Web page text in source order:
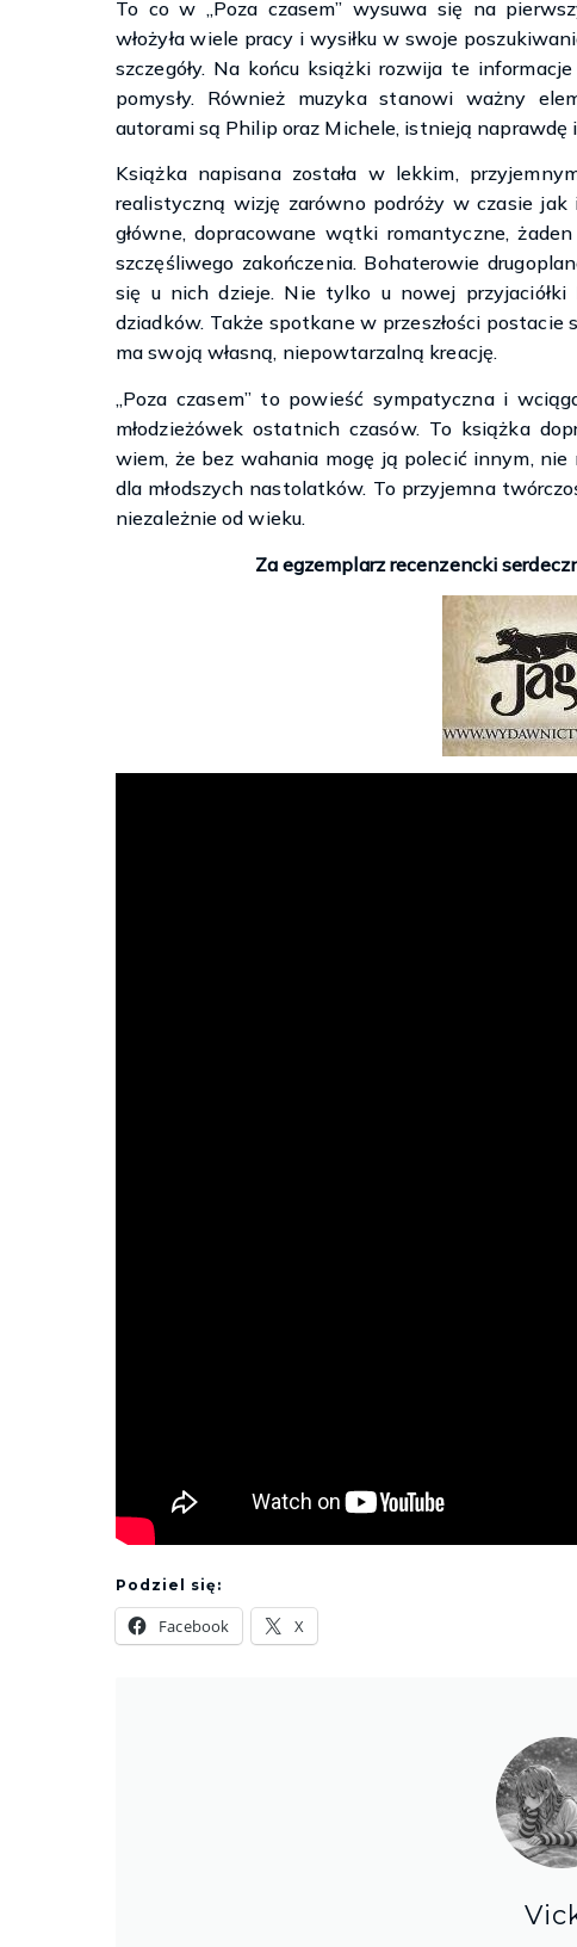
To co w „Poza czasem” wysuwa się na
włożyła wiele pracy i wysiłku w swoje
szczegóły. Na końcu książki rozwija te
pomysły. Również muzyka stanowi ważny
autorami są Philip oraz Michele, istnieją naprawdę
Książka napisana została w lekkim,
realistyczną wizję zarówno podróży w czasie
główne, dopracowane wątki romantyczne,
szczęśliwego zakończenia. Bohaterowie
się u nich dzieje. Nie tylko u nowej
dziadków. Także spotkane w przeszłości
ma swoją własną, niepowtarzalną kreację.
„Poza czasem” to powieść sympatyczna i
młodzieżówek ostatnich czasów. To książka
wiem, że bez wahania mogę ją polecić innym,
dla młodszych nastolatków. To przyjemna
niezależnie od wieku.
Za egzemplarz recenzencki
Podziel się:
Facebook X